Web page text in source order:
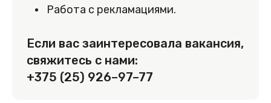
Работа с рекламациями.
Если вас заинтересовала вакансия,
свяжитесь с нами:
+375 (25) 926–97–77